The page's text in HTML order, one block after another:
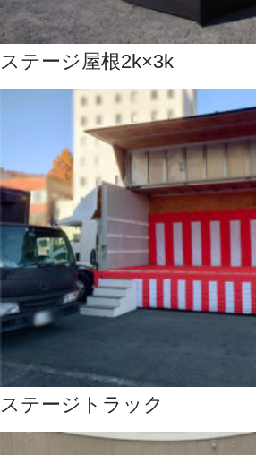
ステージ屋根2k×3k
ステージトラック